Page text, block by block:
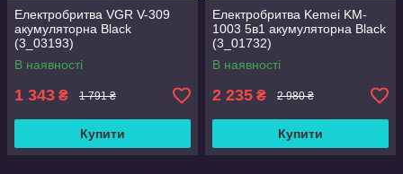
Електробритва VGR V-309
акумуляторна Black
(3_03193)
В наявності
1 343 ₴ 1 791 ₴
Купити
Електробритва Kemei KM-
1003 5в1 акумуляторна Black
(3_01732)
В наявності
2 235 ₴ 2 980 ₴
Купити